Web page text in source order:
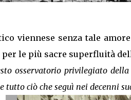
viennese senza tale
per le più sacre superfluità
osservatorio privilegiato
tutto ciò che seguì nei decenni